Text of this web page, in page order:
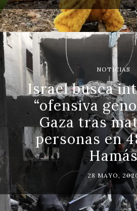
NOTICIAS
Israel busca
“ofensiva
Gaza tras
personas en
28 MAYO,